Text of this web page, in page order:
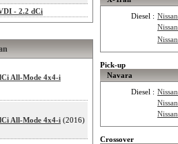
- 2.2 dCi
All-Mode 4x4-i
All-Mode 4x4-i (2016)
Diesel :
Pick-up
Navara
Diesel :
Crossover